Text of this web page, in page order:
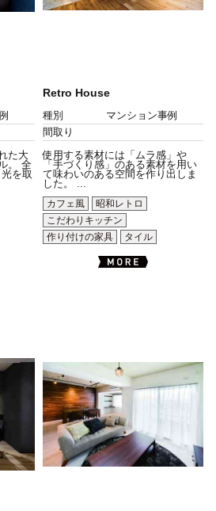
た大
。 全
を取
Retro House
種別
マンション事例
間取り
使用する素材には「ムラ感」や
「手づくり感」のある素材を用い
て味わいのある空間を作り出しま
した。 ...
カフェ風
昭和レトロ
こだわりキッチン
作り付けの家具
タイル